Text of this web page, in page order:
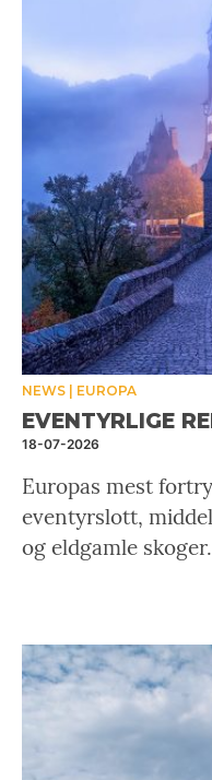
NEWS EUROPA
EVENTYRLIGE
18-07-2026
Europas mest
eventyrslott,
og eldgamle skoger.